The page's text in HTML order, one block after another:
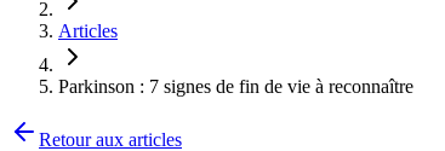
Articles
Parkinson : 7 signes de fin de vie à reconnaître
Retour aux articles